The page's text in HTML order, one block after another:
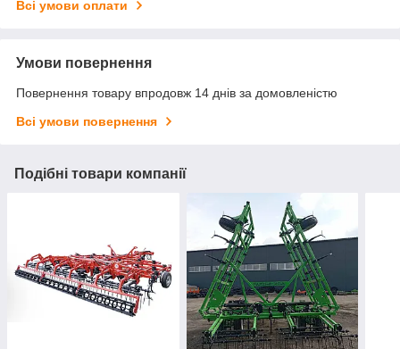
Всі умови оплати
Умови повернення
Повернення товару впродовж 14 днів за домовленістю
Всі умови повернення
Подібні товари компанії